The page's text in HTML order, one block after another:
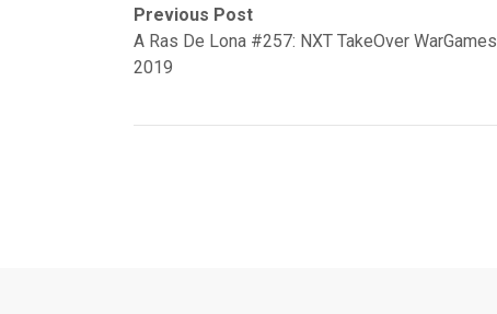
NavegaciónPrevious Post
A Ras De Lona #257: NXT TakeOver WarGames
2019